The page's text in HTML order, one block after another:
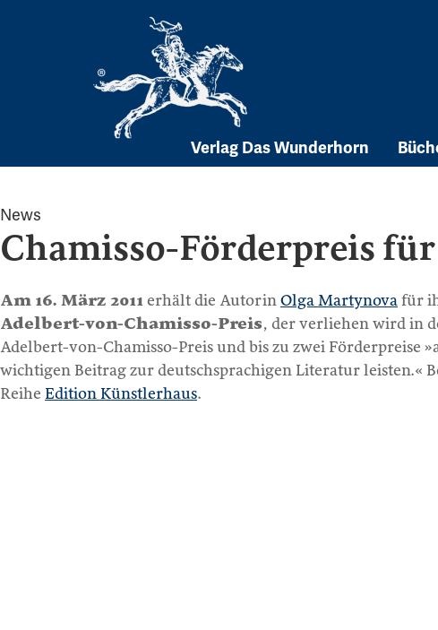
Verlag Das Wunderhorn
News
Chamisso-Förderpreis
Am 16. März 2011 erhält die Autorin Olga Martynova für
Adelbert-von-Chamisso-Preis, der verliehen wird in
Adelbert-von-Chamisso-Preis und bis zu zwei
wichtigen Beitrag zur deutschsprachigen Literatur leisten.«
Reihe Edition Künstlerhaus.